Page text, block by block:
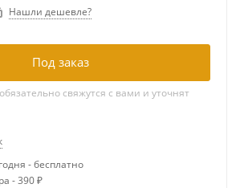
Нашли дешевле?
Под заказ
свяжутся с вами и уточнят
- бесплатно
- 390 ₽